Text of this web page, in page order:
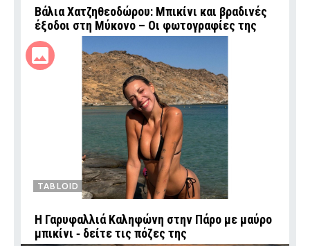
Βάλια Χατζηθεοδώρου: Μπικίνι και βραδινές
έξοδοι στη Μύκονο – Οι φωτογραφίες της
TABLOID
Η Γαρυφαλλιά Καληφώνη στην Πάρο με μαύρο
μπικίνι ‑ δείτε τις πόζες της